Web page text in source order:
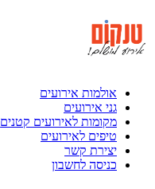
אולמות אירועים
גני אירועים
מקומות לאירועים קטנים
טיפים לאירועים
יצירת קשר
כניסה לחשבון